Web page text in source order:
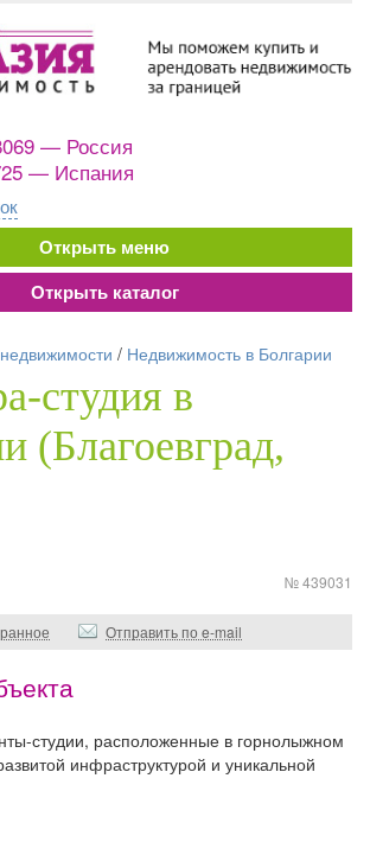
— Россия
— Испания
/ Недвижимость в Болгарии
студия в
(Благоевград,
№ 439031
Отправить по e-mail
студии, расположенные в горнолыжном
инфраструктурой и уникальной